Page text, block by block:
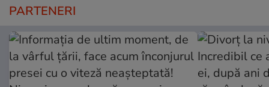
PARTENERI